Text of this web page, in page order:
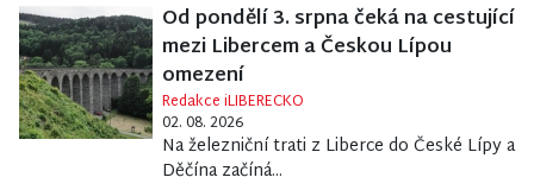
Od pondělí 3. srpna čeká na cestující
mezi Libercem a Českou Lípou
omezení
Redakce iLIBERECKO
02. 08. 2026
Na železniční trati z Liberce do České Lípy a
Děčína začíná...